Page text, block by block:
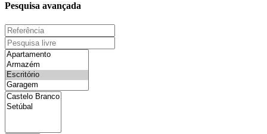
Pesquisa avançada